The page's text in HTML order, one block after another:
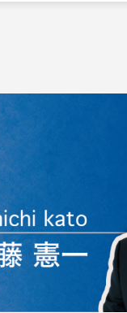
届け出や申請
証明書がほしい
相談をしたい
支払いをしたい